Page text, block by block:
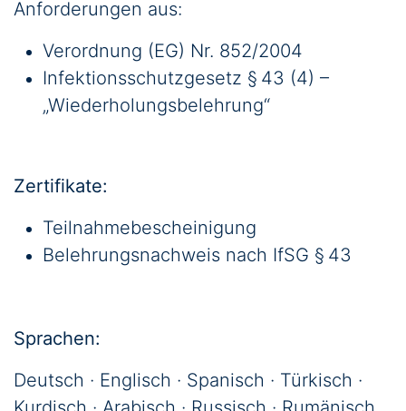
Anforderungen aus:
Verordnung (EG) Nr. 852/2004
Infektionsschutzgesetz § 43 (4) –
„Wiederholungsbelehrung“
Zertifikate:
Teilnahmebescheinigung
Belehrungsnachweis nach IfSG § 43
Sprachen:
Deutsch · Englisch · Spanisch · Türkisch ·